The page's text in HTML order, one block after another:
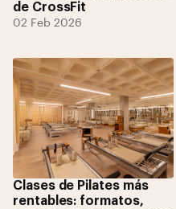
de CrossFit
02 Feb 2026
Clases de Pilates más
rentables: formatos,